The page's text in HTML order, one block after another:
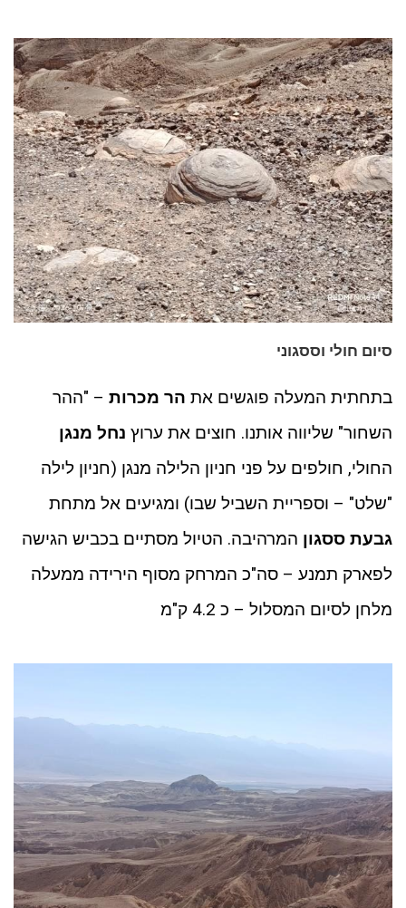
סיום חולי וססגוני
בתחתית המעלה פוגשים את הר מכרות – "ההר
השחור" שליווה אותנו. חוצים את ערוץ נחל מנגן
החולי, חולפים על פני חניון הלילה מנגן (חניון לילה
"שלט" – וספריית השביל שבו) ומגיעים אל מתחת
גבעת ססגון המרהיבה. הטיול מסתיים בכביש הגישה
לפארק תמנע – סה"כ המרחק מסוף הירידה ממעלה
מלחן לסיום המסלול – כ 4.2 ק"מ